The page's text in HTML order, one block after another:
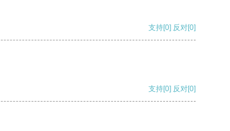
支持[0] 反对[0]
支持[0] 反对[0]